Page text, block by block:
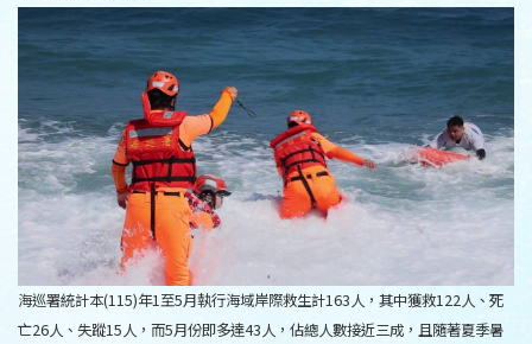
海巡署統計本(115)年1至5月執行海域岸際救生計163人，其中獲救122人、死
亡26人、失蹤15人，而5月份即多達43人，佔總人數接近三成，且隨著夏季暑